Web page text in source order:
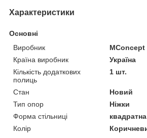
Характеристики
Основні
Виробник
MConcept
Країна виробник
Україна
Кількість додаткових
полиць
1 шт.
Стан
Новий
Тип опор
Ніжки
Форма стільниці
квадратна
Колір